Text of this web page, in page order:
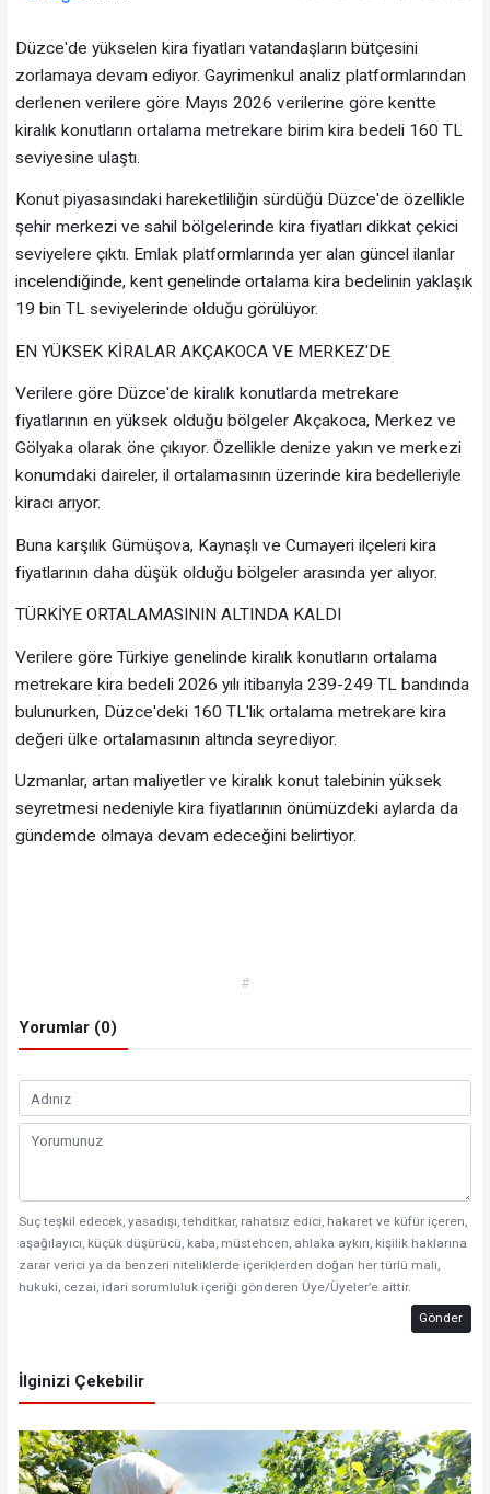
Düzce'de yükselen kira fiyatları vatandaşların bütçesini
zorlamaya devam ediyor. Gayrimenkul analiz platformlarından
derlenen verilere göre Mayıs 2026 verilerine göre kentte
kiralık konutların ortalama metrekare birim kira bedeli 160 TL
seviyesine ulaştı.
Konut piyasasındaki hareketliliğin sürdüğü Düzce'de özellikle
şehir merkezi ve sahil bölgelerinde kira fiyatları dikkat çekici
seviyelere çıktı. Emlak platformlarında yer alan güncel ilanlar
incelendiğinde, kent genelinde ortalama kira bedelinin yaklaşık
19 bin TL seviyelerinde olduğu görülüyor.
EN YÜKSEK KİRALAR AKÇAKOCA VE MERKEZ'DE
Verilere göre Düzce'de kiralık konutlarda metrekare
fiyatlarının en yüksek olduğu bölgeler Akçakoca, Merkez ve
Gölyaka olarak öne çıkıyor. Özellikle denize yakın ve merkezi
konumdaki daireler, il ortalamasının üzerinde kira bedelleriyle
kiracı arıyor.
Buna karşılık Gümüşova, Kaynaşlı ve Cumayeri ilçeleri kira
fiyatlarının daha düşük olduğu bölgeler arasında yer alıyor.
TÜRKİYE ORTALAMASININ ALTINDA KALDI
Verilere göre Türkiye genelinde kiralık konutların ortalama
metrekare kira bedeli 2026 yılı itibarıyla 239-249 TL bandında
bulunurken, Düzce'deki 160 TL'lik ortalama metrekare kira
değeri ülke ortalamasının altında seyrediyor.
Uzmanlar, artan maliyetler ve kiralık konut talebinin yüksek
seyretmesi nedeniyle kira fiyatlarının önümüzdeki aylarda da
gündemde olmaya devam edeceğini belirtiyor.
#
Yorumlar (0)
Suç teşkil edecek, yasadışı, tehditkar, rahatsız edici, hakaret ve küfür içeren,
aşağılayıcı, küçük düşürücü, kaba, müstehcen, ahlaka aykırı, kişilik haklarına
zarar verici ya da benzeri niteliklerde içeriklerden doğan her türlü mali,
hukuki, cezai, idari sorumluluk içeriği gönderen Üye/Üyeler’e aittir.
Gönder
İlginizi Çekebilir